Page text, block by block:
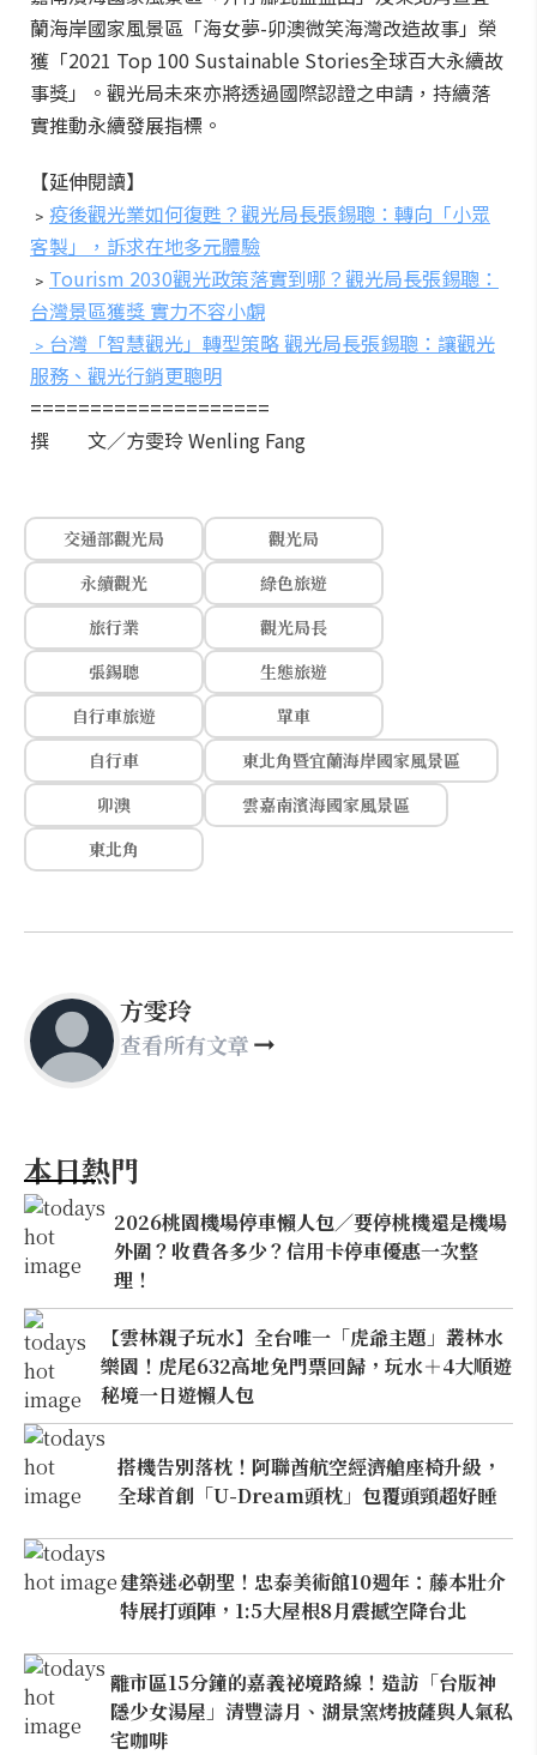
蘭海岸國家風景區「海女夢-卯澳微笑海灣改造故事」榮
獲「2021 Top 100 Sustainable Stories全球百大永續故
事獎」。觀光局未來亦將透過國際認證之申請，持續落
實推動永續發展指標。
【延伸閱讀】
﹥ 疫後觀光業如何復甦？觀光局長張錫聰：轉向「小眾
客製」，訴求在地多元體驗
﹥ Tourism 2030觀光政策落實到哪？觀光局長張錫聰：
台灣景區獲獎 實力不容小覷
﹥台灣「智慧觀光」轉型策略 觀光局長張錫聰：讓觀光
服務、觀光行銷更聰明
====================
撰 文／方雯玲 Wenling Fang
交通部觀光局
觀光局
永續觀光
綠色旅遊
旅行業
觀光局長
張錫聰
生態旅遊
自行車旅遊
單車
自行車
東北角暨宜蘭海岸國家風景區
卯澳
雲嘉南濱海國家風景區
東北角
方雯玲
查看所有文章
本日熱門
2026桃園機場停車懶人包／要停桃機還是機場
外圍？收費各多少？信用卡停車優惠一次整
理！
【雲林親子玩水】全台唯一「虎爺主題」叢林水
樂園！虎尾632高地免門票回歸，玩水＋4大順遊
秘境一日遊懶人包
搭機告別落枕！阿聯酋航空經濟艙座椅升級，
全球首創「U-Dream頭枕」包覆頭頸超好睡
建築迷必朝聖！忠泰美術館10週年：藤本壯介
特展打頭陣，1:5大屋根8月震撼空降台北
離市區15分鐘的嘉義祕境路線！造訪「台版神
隱少女湯屋」清豐濤月、湖景窯烤披薩與人氣私
宅咖啡